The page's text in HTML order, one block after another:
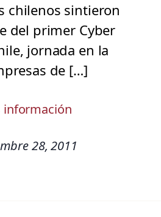
chilenos sintieron
del primer Cyber
jornada en la
de […]
información
28, 2011